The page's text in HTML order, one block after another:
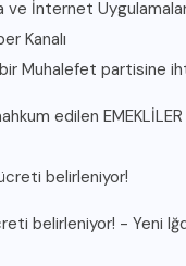
İnternet
Kanalı
bir Muhalefet partisine
edilen
belirleniyor!
belirleniyor! - Yeni